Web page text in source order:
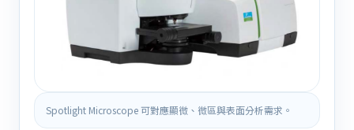
Spotlight Microscope 可對應顯微、微區與表面分析需求。